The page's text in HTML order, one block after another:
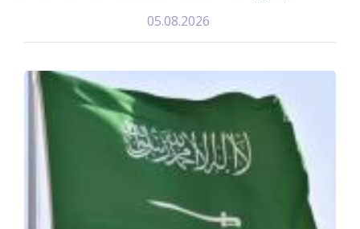
05.08.2026